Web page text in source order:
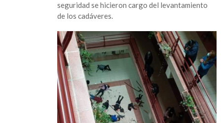
seguridad se hicieron cargo del levantamiento
de los cadáveres.